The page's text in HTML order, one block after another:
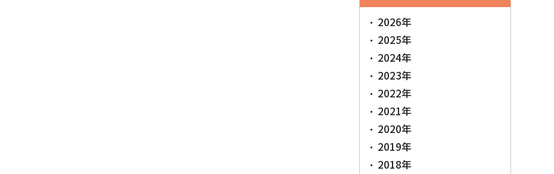
2026年
2025年
2024年
2023年
2022年
2021年
2020年
2019年
2018年